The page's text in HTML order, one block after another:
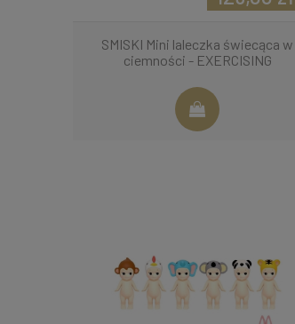
SMISKI Mini laleczka świecąca w
ciemności - EXERCISING